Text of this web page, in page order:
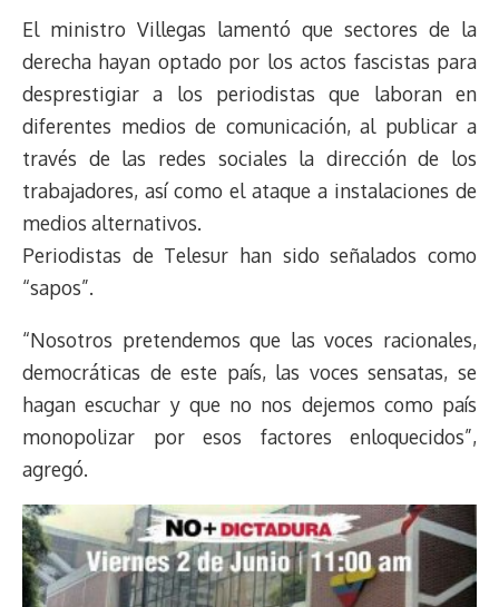
El ministro Villegas lamentó que sectores de la
derecha hayan optado por los actos fascistas para
desprestigiar a los periodistas que laboran en
diferentes medios de comunicación, al publicar a
través de las redes sociales la dirección de los
trabajadores, así como el ataque a instalaciones de
medios alternativos.
Periodistas de Telesur han sido señalados como
“sapos”.
“Nosotros pretendemos que las voces racionales,
democráticas de este país, las voces sensatas, se
hagan escuchar y que no nos dejemos como país
monopolizar por esos factores enloquecidos”,
agregó.